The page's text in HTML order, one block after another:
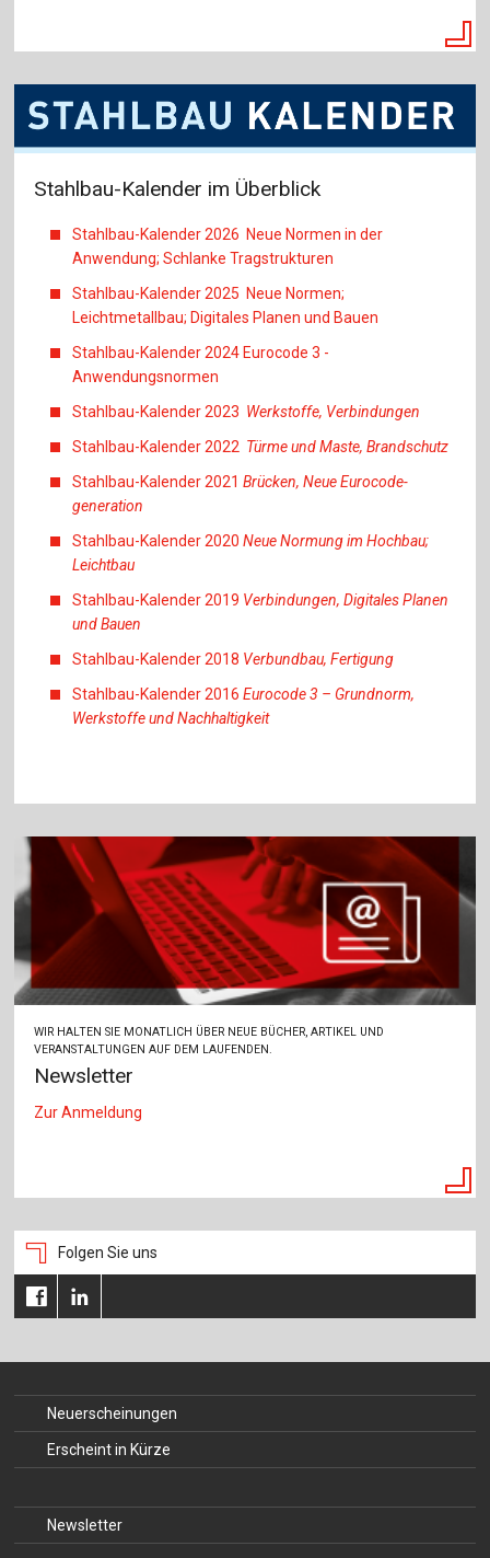
Stahlbau-Kalender im Überblick
Stahlbau-Kalender 2026 Neue Normen in der
Anwendung; Schlanke Tragstrukturen
Stahlbau-Kalender 2025 Neue Normen;
Leichtmetallbau; Digitales Planen und Bauen
Stahlbau-Kalender 2024 Eurocode 3 -
Anwendungsnormen
Stahlbau-Kalender 2023 Werkstoffe, Verbindungen
Stahlbau-Kalender 2022 Türme und Maste, Brandschutz
Stahlbau-Kalender 2021Brücken, Neue Eurocode-
generation
Stahlbau-Kalender 2020Neue Normung im Hochbau;
Leichtbau
Stahlbau-Kalender 2019 Verbindungen, Digitales Planen
und Bauen
Stahlbau-Kalender 2018 Verbundbau, Fertigung
Stahlbau-Kalender 2016Eurocode 3 – Grundnorm,
Werkstoffe und Nachhaltigkeit
WIR HALTEN SIE MONATLICH ÜBER NEUE BÜCHER, ARTIKEL UND
VERANSTALTUNGEN AUF DEM LAUFENDEN.
Newsletter
Zur Anmeldung
Folgen Sie uns
Neuerscheinungen
Erscheint in Kürze
Newsletter